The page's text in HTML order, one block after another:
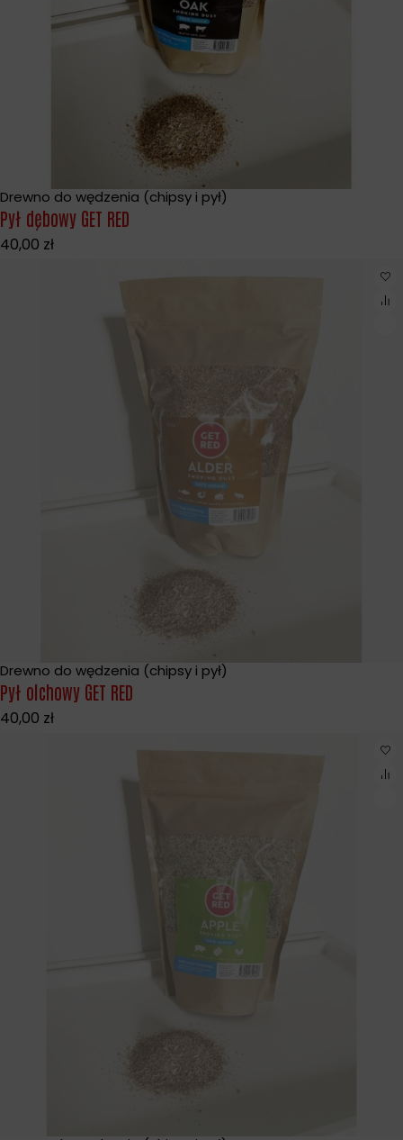
Drewno do wędzenia (chipsy i pył)
Pył dębowy GET RED
40,00 zł
Wyprzedane
Drewno do wędzenia (chipsy i pył)
Pył olchowy GET RED
40,00 zł